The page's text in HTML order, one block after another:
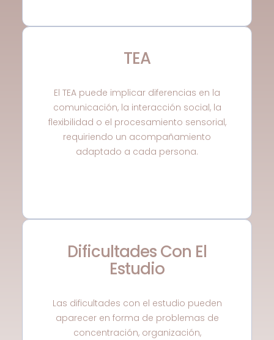
TEA
El TEA puede implicar diferencias en la
comunicación, la interacción social, la
flexibilidad o el procesamiento sensorial,
requiriendo un acompañamiento
adaptado a cada persona.
Dificultades Con El
Estudio
Las dificultades con el estudio pueden
aparecer en forma de problemas de
concentración, organización,